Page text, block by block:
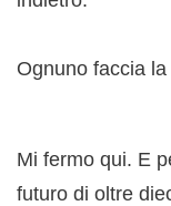
Ognuno faccia
Mi fermo qui. E
futuro di oltre